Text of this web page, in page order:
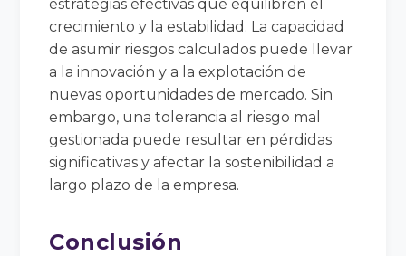
estrategias efectivas que equilibren el
crecimiento y la estabilidad. La capacidad
de asumir riesgos calculados puede llevar
a la innovación y a la explotación de
nuevas oportunidades de mercado. Sin
embargo, una tolerancia al riesgo mal
gestionada puede resultar en pérdidas
significativas y afectar la sostenibilidad a
largo plazo de la empresa.
Conclusión